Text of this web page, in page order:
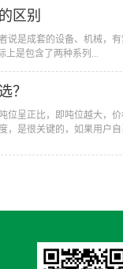
区别
说是成套的设备、机械，有
上是包含了两种系列...
？
位呈正比，即吨位越大，
，是很关键的，如果用户